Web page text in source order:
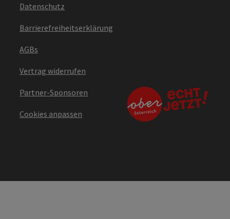
Datenschutz
Barrierefreiheitserklärung
AGBs
Vertrag widerrufen
Partner-Sponsoren
Cookies anpassen